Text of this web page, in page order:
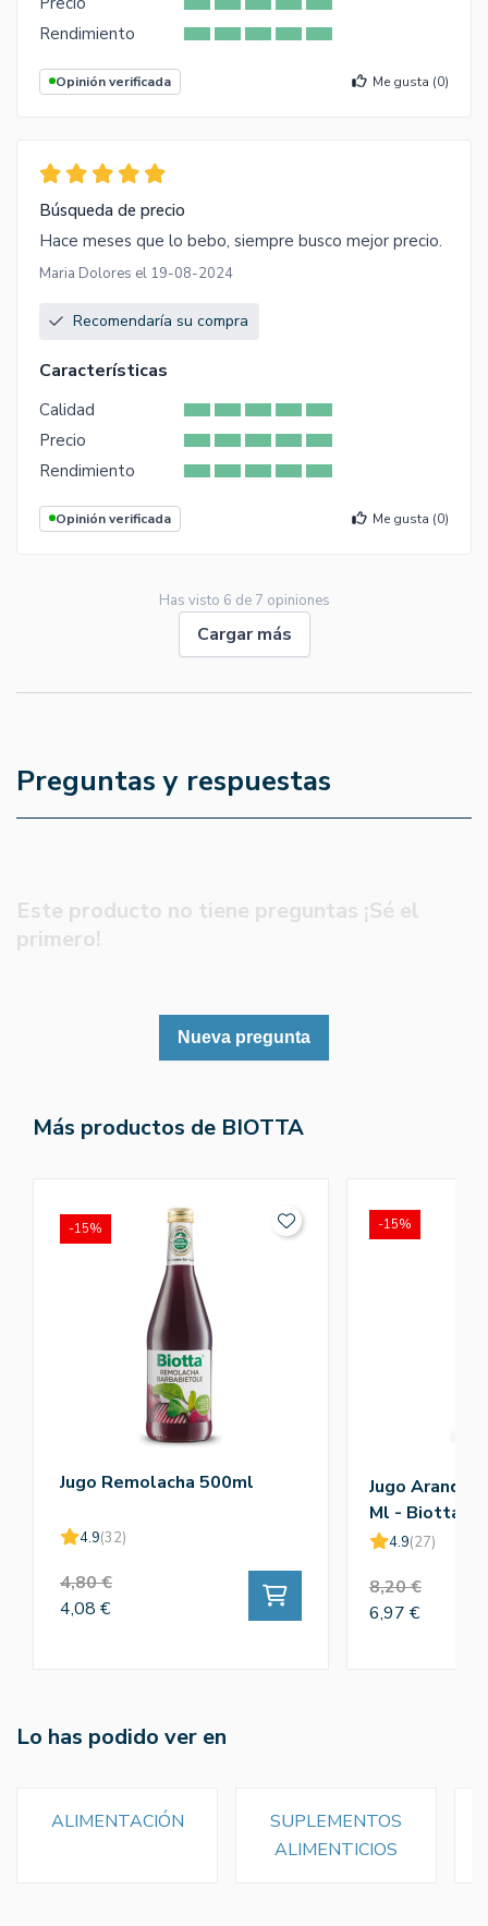
Rendimiento
Opinión verificada Me gusta (0)
Búsqueda de precio
Hace meses que lo bebo, siempre busco mejor precio.
Maria Dolores el 19-08-2024
Recomendaría su compra
Características
Calidad
Precio
Rendimiento
Opinión verificada Me gusta (0)
Has visto 6 de 7 opiniones
Cargar más
Preguntas y respuestas
Este producto no tiene preguntas ¡Sé el
primero!
Nueva pregunta
Más productos de BIOTTA
Jugo Remolacha 500ml
4.9(32)
4,80 €
4,08 €
-15%
Jugo
Ml - Biotta
4.9(27)
8,20 €
6,97 €
-15%
Lo has podido ver en
ALIMENTACIÓN
SUPLEMENTOS
ALIMENTICIOS